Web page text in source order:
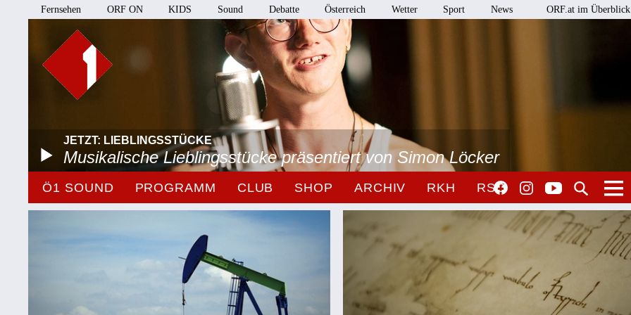
Fernsehen ORF ON KIDS Sound Debatte Österreich Wetter Sport News ORF.at im Überblick
JETZT: LIEBLINGSSTÜCKE
Musikalische Lieblingsstücke präsentiert von Simon Löcker
Ö1 SOUND PROGRAMM CLUB SHOP ARCHIV RKH RSO